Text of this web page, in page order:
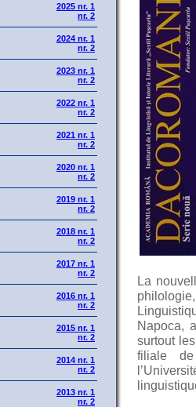
2025 nr. 1
nr. 2
2024 nr. 1
nr. 2
2023 nr. 1
nr. 2
2022 nr. 1
nr. 2
2021 nr. 1
nr. 2
2020 nr. 1
nr. 2
2019 nr. 1
nr. 2
2018 nr. 1
nr. 2
2017 nr. 1
nr. 2
2016 nr. 1
nr. 2
2015 nr. 1
nr. 2
2014 nr. 1
nr. 2
2013 nr. 1
nr. 2
La
Napoca,
surtout
filiale